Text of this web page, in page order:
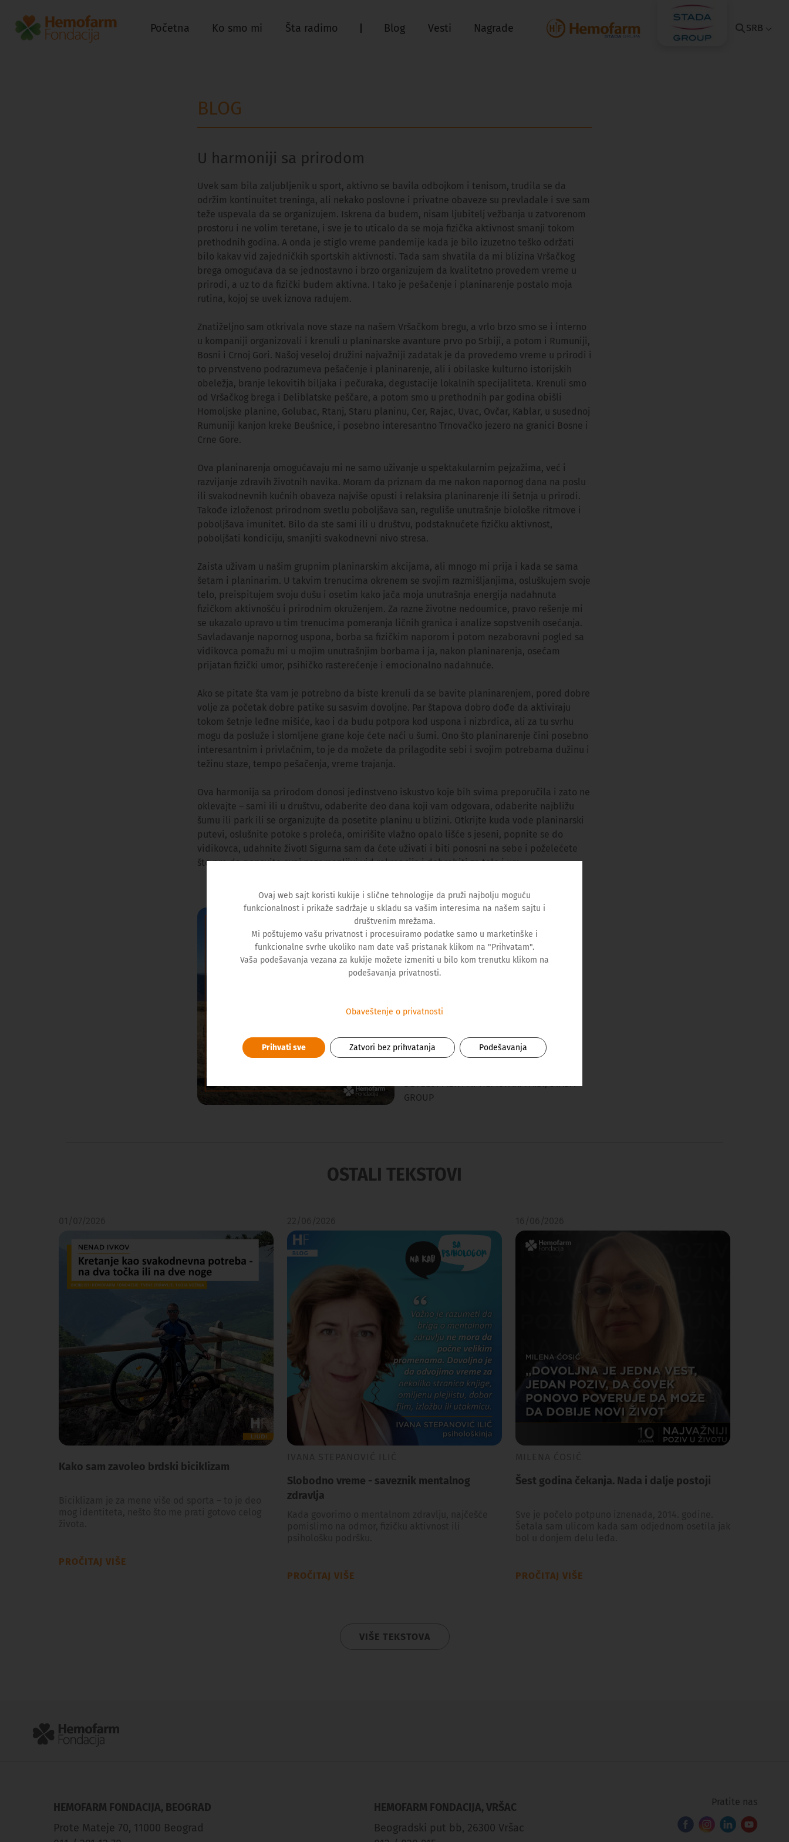
Početna Ko smo mi Šta radimo Blog Vesti Nagrade SRB
BLOG
U harmoniji sa prirodom
Uvek sam bila zaljubljenik u sport, aktivno se bavila odbojkom i tenisom, trudila se da
održim kontinuitet treninga, ali nekako poslovne i privatne obaveze su prevladale i sve sam
teže uspevala da se organizujem. Iskrena da budem, nisam ljubitelj vežbanja u zatvorenom
prostoru i ne volim teretane, i sve je to uticalo da se moja fizička aktivnost smanji tokom
prethodnih godina. A onda je stiglo vreme pandemije kada je bilo izuzetno teško održati
bilo kakav vid zajedničkih sportskih aktivnosti. Tada sam shvatila da mi blizina Vršačkog
brega omogućava da se jednostavno i brzo organizujem da kvalitetno provedem vreme u
prirodi, a uz to da fizički budem aktivna. I tako je pešačenje i planinarenje postalo moja
rutina, kojoj se uvek iznova radujem.
Znatiželjno sam otkrivala nove staze na našem Vršačkom bregu, a vrlo brzo smo se i interno
u kompaniji organizovali i krenuli u planinarske avanture prvo po Srbiji, a potom i Rumuniji,
Bosni i Crnoj Gori. Našoj veseloj družini najvažniji zadatak je da provedemo vreme u prirodi i
to prvenstveno podrazumeva pešačenje i planinarenje, ali i obilaske kulturno istorijskih
obeležja, branje lekovitih biljaka i pečuraka, degustacije lokalnih specijaliteta. Krenuli smo
od Vršačkog brega i Deliblatske peščare, a potom smo u prethodnih par godina obišli
Homoljske planine, Golubac, Rtanj, Staru planinu, Cer, Rajac, Uvac, Ovčar, Kablar, u susednoj
Rumuniji kanjon kreke Beušnice, i posebno interesantno Trnovačko jezero na granici Bosne i
Crne Gore.
Ova planinarenja omogućavaju mi ne samo uživanje u spektakularnim pejzažima, već i
razvijanje zdravih životnih navika. Moram da priznam da me nakon napornog dana na poslu
ili svakodnevnih kućnih obaveza najviše opusti i relaksira planinarenje ili šetnja u prirodi.
Takođe izloženost prirodnom svetlu poboljšava san, reguliše unutrašnje biološke ritmove i
poboljšava imunitet. Bilo da ste sami ili u društvu, podstaknućete fizičku aktivnost,
poboljšati kondiciju, smanjiti svakodnevni nivo stresa.
Zaista uživam u našim grupnim planinarskim akcijama, ali mnogo mi prija i kada se sama
šetam i planinarim. U takvim trenucima okrenem se svojim razmišljanjima, osluškujem svoje
telo, preispitujem svoju dušu i osetim kako jača moja unutrašnja energija nadahnuta
fizičkom aktivnošću i prirodnim okruženjem. Za razne životne nedoumice, pravo rešenje mi
se ukazalo upravo u tim trenucima pomeranja ličnih granica i analize sopstvenih osećanja.
Savladavanje napornog uspona, borba sa fizičkim naporom i potom nezaboravni pogled sa
vidikovca pomažu mi u mojim unutrašnjim borbama i ja, nakon planinarenja, osećam
prijatan fizički umor, psihičko rasterećenje i emocionalno nadahnuće.
Ako se pitate šta vam je potrebno da biste krenuli da se bavite planinarenjem, pored dobre
volje za početak dobre patike su sasvim dovoljne. Par štapova dobro dođe da aktiviraju
tokom šetnje leđne mišiće, kao i da budu potpora kod uspona i nizbrdica, ali za tu svrhu
mogu da posluže i slomljene grane koje ćete naći u šumi. Ono što planinarenje čini posebno
interesantnim i privlačnim, to je da možete da prilagodite sebi i svojim potrebama dužinu i
težinu staze, tempo pešačenja, vreme trajanja.
Ova harmonija sa prirodom donosi jedinstveno iskustvo koje bih svima preporučila i zato ne
oklevajte – sami ili u društvu, odaberite deo dana koji vam odgovara, odaberite najbližu
šumu ili park ili se organizujte da posetite planinu u blizini. Otkrijte kuda vode planinarski
putevi, oslušnite potoke s proleća, omirišite vlažno opalo lišće s jeseni, popnite se do
vidikovca, udahnite život! Sigurna sam da ćete uživati i biti ponosni na sebe i poželećete
što pre da ponovite ovaj nezamenljivi vid rekreacije i dobrobiti za telo i um.
AUTOR TEKSTA
VESNA CVRKOTA
DEVELOPMENT AT HEMOFARM A.D., STADA
GROUP
OSTALI TEKSTOVI
Kako sam zavoleo brdski biciklizam
PROČITAJ VIŠE
Slobodno vreme - saveznik mentalnog
zdravlja
PROČITAJ VIŠE
Šest godina čekanja. Nada i dalje postoji
PROČITAJ VIŠE
VIŠE TEKSTOVA
HEMOFARM FONDACIJA, BEOGRAD
Prote Mateje 70, 11000 Beograd
HEMOFARM FONDACIJA, VRŠAC
Beogradski put bb, 26300 Vršac
Pratite nas
Ovaj web sajt koristi kukije i slične tehnologije da pruži najbolju moguću
funkcionalnost i prikaže sadržaje u skladu sa vašim interesima na našem sajtu i
društvenim mrežama.
Mi poštujemo vašu privatnost i procesuiramo podatke samo u marketinške i
funkcionalne svrhe ukoliko nam date vaš pristanak klikom na "Prihvatam".
Vaša podešavanja vezana za kukije možete izmeniti u bilo kom trenutku klikom na
podešavanja privatnosti.
Obaveštenje o privatnosti
Prihvati sve Zatvori bez prihvatanja Podešavanja